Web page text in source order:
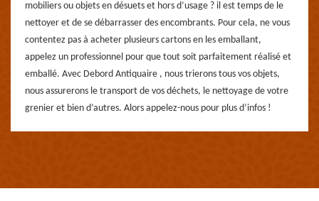
mobiliers ou objets en désuets et hors d’usage ? il est temps de le
nettoyer et de se débarrasser des encombrants. Pour cela, ne vous
contentez pas à acheter plusieurs cartons en les emballant,
appelez un professionnel pour que tout soit parfaitement réalisé et
emballé. Avec Debord Antiquaire , nous trierons tous vos objets,
nous assurerons le transport de vos déchets, le nettoyage de votre
grenier et bien d’autres. Alors appelez-nous pour plus d’infos !